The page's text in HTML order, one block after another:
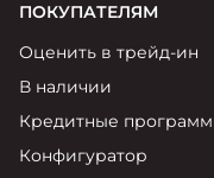
ПОКУПАТЕЛЯМ
Оценить в трейд-ин
В наличии
Кредитные
Конфигуратор